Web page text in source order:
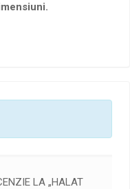
LA „HALAT